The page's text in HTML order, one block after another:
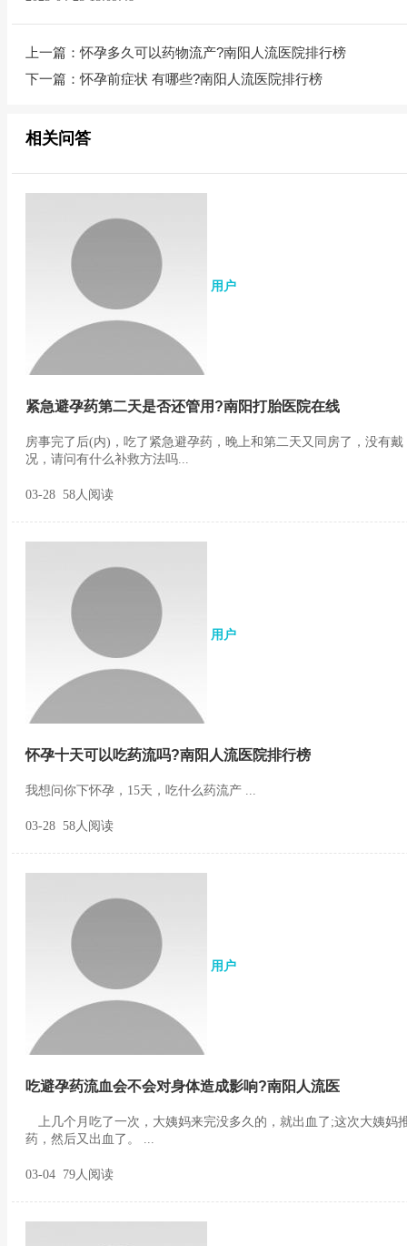
上一篇：怀孕多久可以药物流产?南阳人流医院排行榜
下一篇：怀孕前症状 有哪些?南阳人流医院排行榜
相关问答
用户
紧急避孕药第二天是否还管用?南阳打胎医院在线
房事完了后(内)，吃了紧急避孕药，晚上和第二天又同房了，没有
况，请问有什么补救方法吗...
03-28 58人阅读
用户
怀孕十天可以吃药流吗?南阳人流医院排行榜
我想问你下怀孕，15天，吃什么药流产 ...
03-28 58人阅读
用户
吃避孕药流血会不会对身体造成影响?南阳人流医
上几个月吃了一次，大姨妈来完没多久的，就出血了;这次大姨妈
药，然后又出血了。 ...
03-04 79人阅读